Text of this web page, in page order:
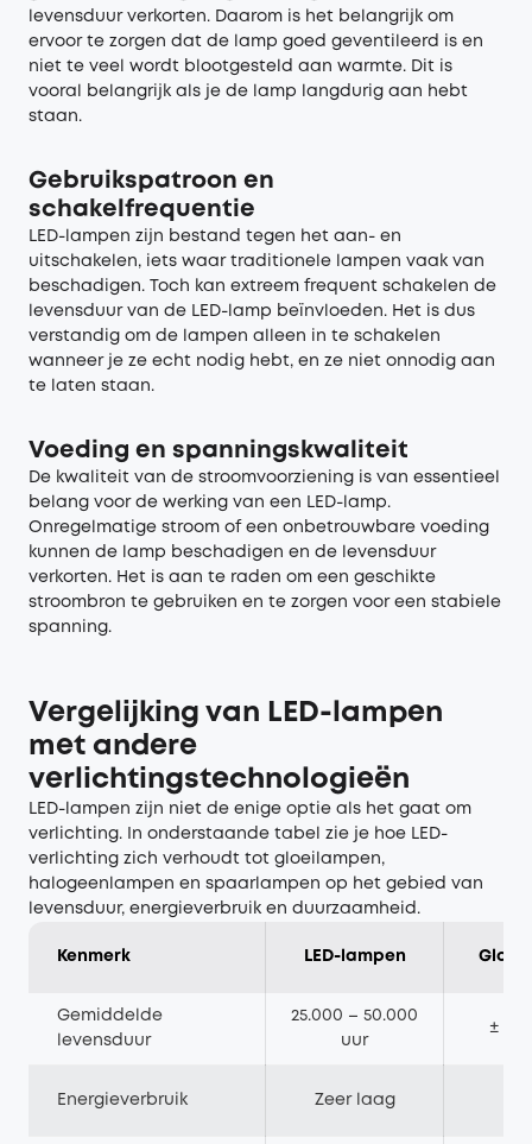
levensduur verkorten. Daarom is het belangrijk om
ervoor te zorgen dat de lamp goed geventileerd is en
niet te veel wordt blootgesteld aan warmte. Dit is
vooral belangrijk als je de lamp langdurig aan hebt
staan.
Gebruikspatroon en
schakelfrequentie
LED-lampen zijn bestand tegen het aan- en
uitschakelen, iets waar traditionele lampen vaak van
beschadigen. Toch kan extreem frequent schakelen de
levensduur van de LED-lamp beïnvloeden. Het is dus
verstandig om de lampen alleen in te schakelen
wanneer je ze echt nodig hebt, en ze niet onnodig aan
te laten staan.
Voeding en spanningskwaliteit
De kwaliteit van de stroomvoorziening is van essentieel
belang voor de werking van een LED-lamp.
Onregelmatige stroom of een onbetrouwbare voeding
kunnen de lamp beschadigen en de levensduur
verkorten. Het is aan te raden om een geschikte
stroombron te gebruiken en te zorgen voor een stabiele
spanning.
Vergelijking van LED-lampen
met andere
verlichtingstechnologieën
LED-lampen zijn niet de enige optie als het gaat om
verlichting. In onderstaande tabel zie je hoe LED-
verlichting zich verhoudt tot gloeilampen,
halogeenlampen en spaarlampen op het gebied van
levensduur, energieverbruik en duurzaamheid.
Kenmerk LED-lampen
Gemiddelde
levensduur
25.000 – 50.000
uur
±
Energieverbruik Zeer laag